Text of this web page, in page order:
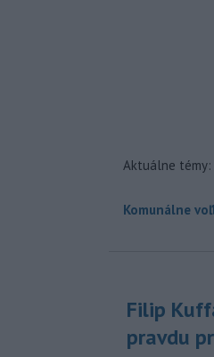
Aktuálne témy:
Komunálne
Filip
pravdu